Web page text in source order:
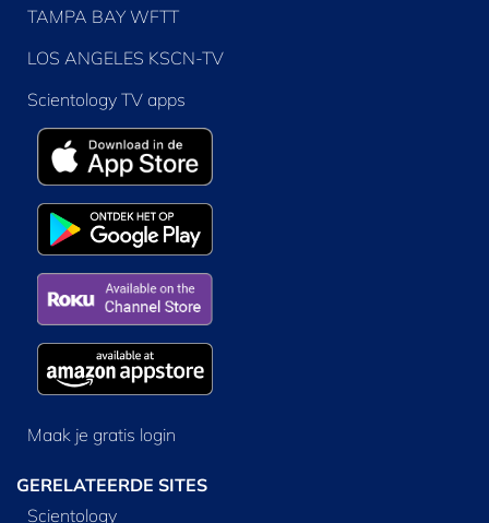
TAMPA BAY WFTT
LOS ANGELES KSCN-TV
Scientology TV apps
Maak je gratis login
GERELATEERDE SITES
Scientology